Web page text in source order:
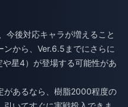
今後対応キャラが増えること
から、Ver.6.5までにさらに
星4）が登場する可能性があ
があるなら、樹脂2000程度の